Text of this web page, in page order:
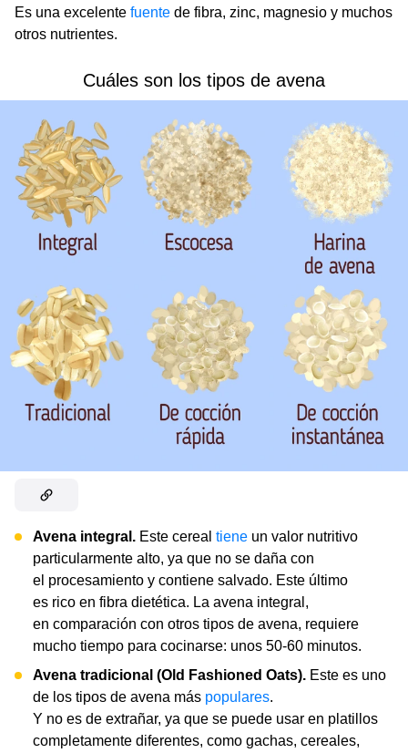
Es una excelente fuente de fibra, zinc, magnesio y muchos
otros nutrientes.
Cuáles son los tipos de avena
Avena integral. Este cereal tiene un valor nutritivo
particularmente alto, ya que no se daña con
el procesamiento y contiene salvado. Este último
es rico en fibra dietética. La avena integral,
en comparación con otros tipos de avena, requiere
mucho tiempo para cocinarse: unos 50-60 minutos.
Avena tradicional (Old Fashioned Oats). Este es uno
de los tipos de avena más populares.
Y no es de extrañar, ya que se puede usar en platillos
completamente diferentes, como gachas, cereales,